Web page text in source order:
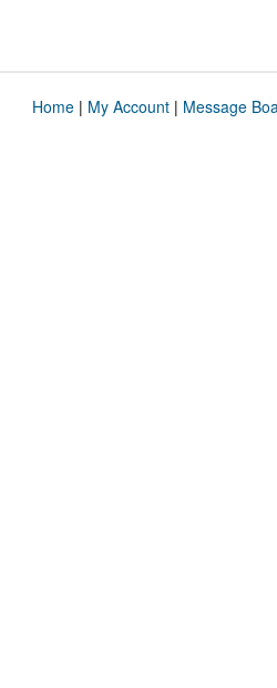
Home| My Account| Message